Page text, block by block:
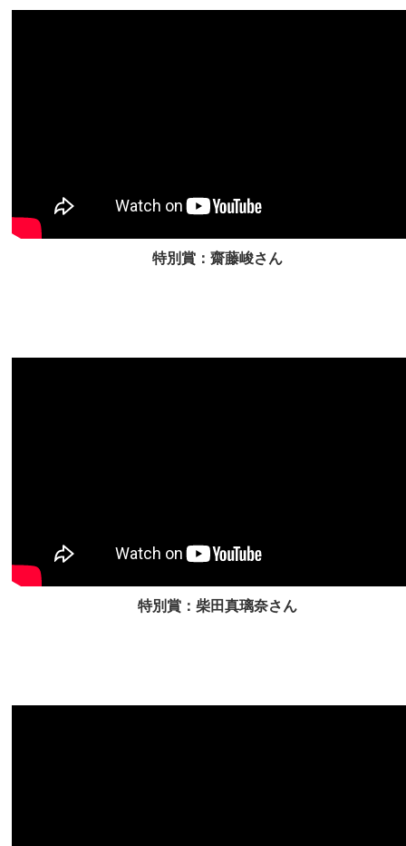
特別賞：齋藤峻さん
特別賞：柴田真璃奈さん